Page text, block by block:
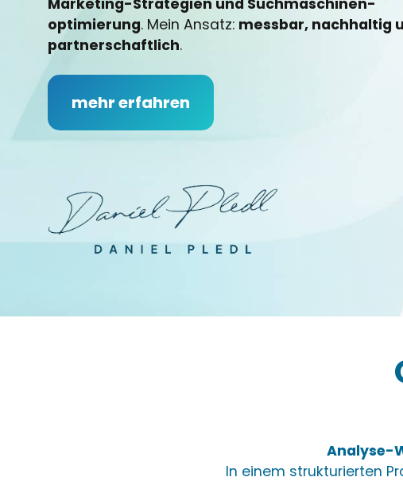
Marketing-Strategien und Suchmaschinen-
optimierung. Mein Ansatz: messbar, nachhaltig
partnerschaftlich.
mehr erfahren
Analyse-
In einem strukturierten